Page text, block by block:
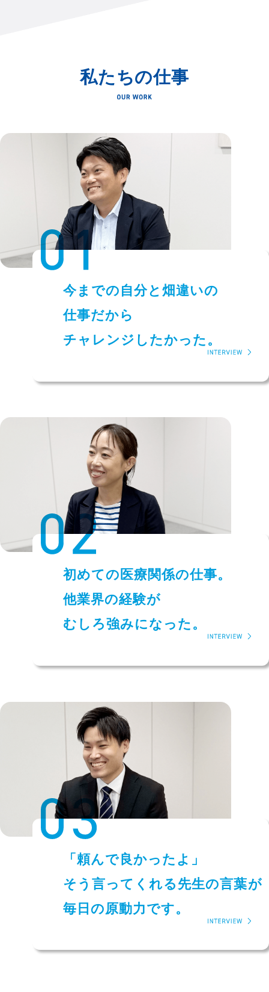
私たちの仕事
今までの自分と畑違いの
仕事だから
チャレンジしたかった。
初めての医療関係の仕事。
他業界の経験が
むしろ強みになった。
「頼んで良かったよ」
そう言ってくれる先生の言葉が
毎日の原動力です。